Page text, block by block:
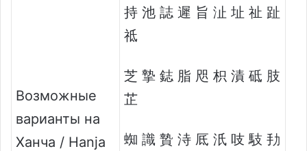
Возможные
варианты на
Ханча / Hanja
持 池 誌 遲 旨 沚 址 祉 趾
祗
芝 摯 鋕 脂 咫 枳 漬 砥 肢
芷
蜘 識 贄 洔 厎 汦 吱 馶 劧